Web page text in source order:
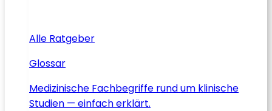
Alle Ratgeber
Glossar
Medizinische Fachbegriffe rund um klinische
Studien — einfach erklärt.